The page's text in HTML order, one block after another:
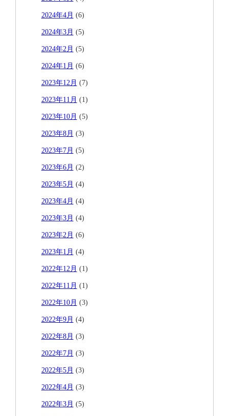
2024年4月 (6)
2024年3月 (5)
2024年2月 (5)
2024年1月 (6)
2023年12月 (7)
2023年11月 (1)
2023年10月 (5)
2023年8月 (3)
2023年7月 (5)
2023年6月 (2)
2023年5月 (4)
2023年4月 (4)
2023年3月 (4)
2023年2月 (6)
2023年1月 (4)
2022年12月 (1)
2022年11月 (1)
2022年10月 (3)
2022年9月 (4)
2022年8月 (3)
2022年7月 (3)
2022年5月 (3)
2022年4月 (3)
2022年3月 (5)